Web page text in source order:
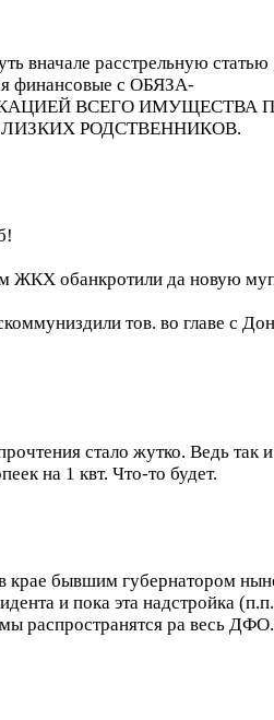
вначале расстрельную статью
финансовые с ОБЯЗА-
ВСЕГО ИМУЩЕСТВА
РОДСТВЕННИКОВ.
ЖКХ обанкротили да новую
тов. во главе с
стало жутко. Ведь так
на 1 квт. Что-то будет.
в крае бывшим губернатором
и пока эта надстройка
распространятся ра весь ДФО.